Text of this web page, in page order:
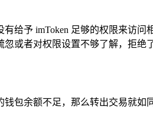
给予 imToken 足够的权限来访
或者对权限设置不够了解，拒
包余额不足，那么转出交易就